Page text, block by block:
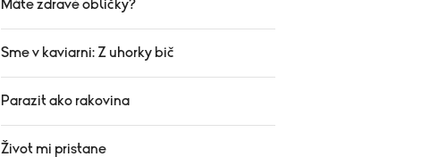
Máte zdravé obličky?
Sme v kaviarni: Z uhorky bič
Parazit ako rakovina
Život mi pristane